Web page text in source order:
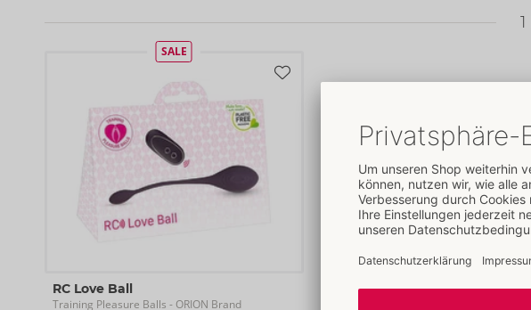
1
SALE
RC Love Ball
Training Pleasure Balls - ORION Brand